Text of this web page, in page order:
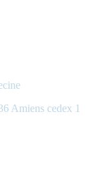
Amiens cedex 1